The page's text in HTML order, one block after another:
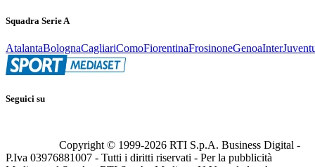
Squadra Serie A
AtalantaBolognaCagliariComoFiorentinaFrosinoneGenoaInter
Seguici su
Copyright © 1999-2026 RTI S.p.A. Business Digital -
P.Iva 03976881007 - Tutti i diritti riservati - Per la pubblicità